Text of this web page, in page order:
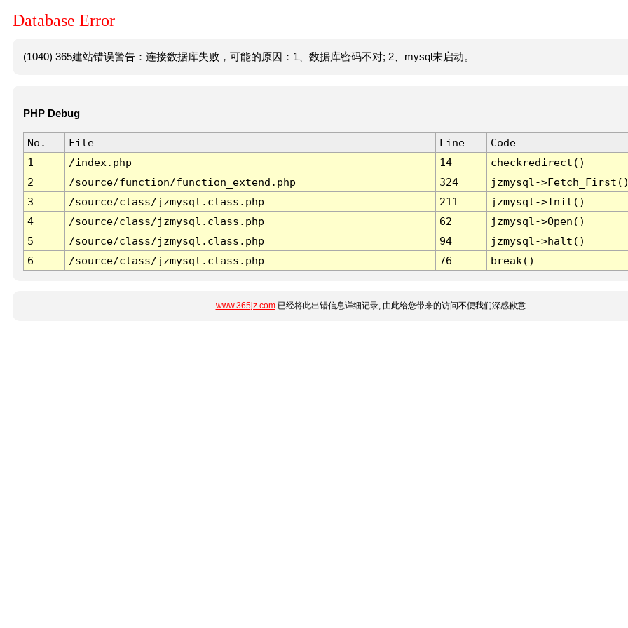
Database Error
(1040) 365建站错误警告：连接数据库失败，可能的原因：1、数据库密码不对; 2、mysql未启动。
PHP Debug
No. File Line
Code
1
/index.php 14
checkredirect()
2
/source/function/function_extend.php 324
jzmysql-
3
/source/class/jzmysql.class.php 211
jzmysql->Init()
4
/source/class/jzmysql.class.php 62
jzmysql->Open()
5
/source/class/jzmysql.class.php 94
jzmysql->halt()
6
/source/class/jzmysql.class.php 76 break()
www.365jz.com已经将此出错信息详细记录, 由此给您带来的访问不便我们深感歉意.